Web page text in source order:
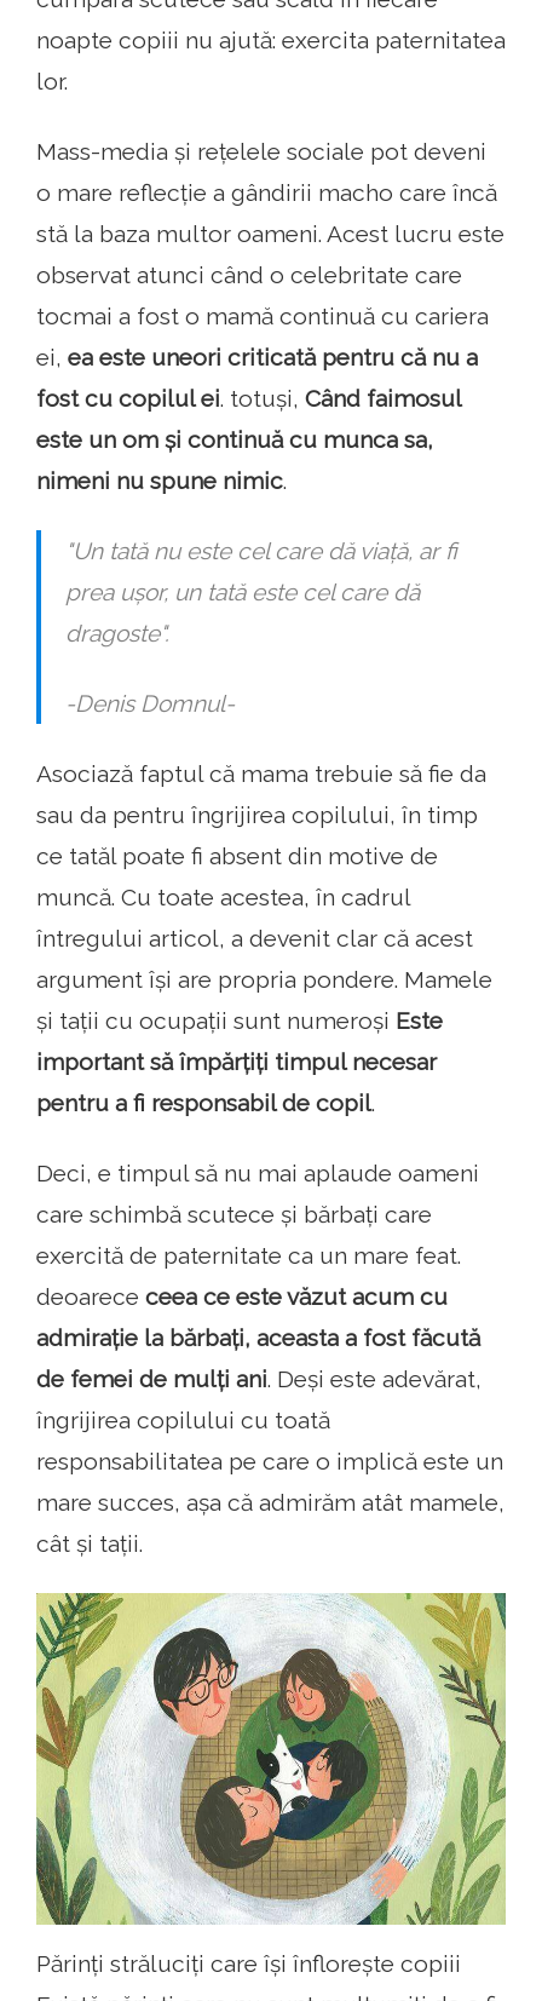
noapte copiii nu ajută: exercita paternitatea
lor.
Mass-media și rețelele sociale pot deveni
o mare reflecție a gândirii macho care încă
stă la baza multor oameni. Acest lucru este
observat atunci când o celebritate care
tocmai a fost o mamă continuă cu cariera
ei, ea este uneori criticată pentru că nu a
fost cu copilul ei. totuși, Când faimosul
este un om și continuă cu munca sa,
nimeni nu spune nimic.
"Un tată nu este cel care dă viață, ar fi
prea ușor, un tată este cel care dă
dragoste".
-Denis Domnul-
Asociază faptul că mama trebuie să fie da
sau da pentru îngrijirea copilului, în timp
ce tatăl poate fi absent din motive de
muncă. Cu toate acestea, în cadrul
întregului articol, a devenit clar că acest
argument își are propria pondere. Mamele
și tații cu ocupații sunt numeroși Este
important să împărțiți timpul necesar
pentru a fi responsabil de copil.
Deci, e timpul să nu mai aplaude oameni
care schimbă scutece și bărbați care
exercită de paternitate ca un mare feat.
deoarece ceea ce este văzut acum cu
admirație la bărbați, aceasta a fost făcută
de femei de mulți ani. Deși este adevărat,
îngrijirea copilului cu toată
responsabilitatea pe care o implică este un
mare succes, așa că admirăm atât mamele,
cât și tații.
Părinți străluciți care își înflorește copiii